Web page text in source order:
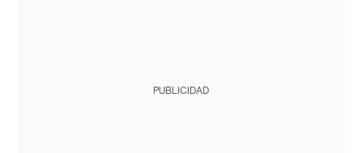
PUBLICIDAD